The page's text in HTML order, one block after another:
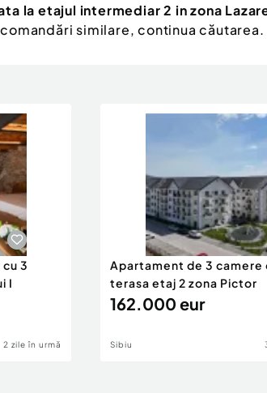
la etajul intermediar 2 in zona
similare, continua căutarea.
3
I
2 zile în urmă
Apartament de 3 camere
terasa etaj 2 zona Pictor
162.000 eur
Sibiu